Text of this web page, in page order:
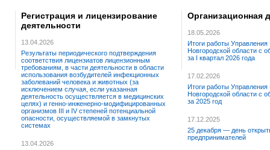
Регистрация и лицензирование
деятельности
13.04.2026
Результаты периодического подтверждения
соответствия лицензиатов лицензионным
требованиям, в части деятельности в области
использования возбудителей инфекционных
заболеваний человека и животных (за
исключением случая, если указанная
деятельность осуществляется в медицинских
целях) и генно-инженерно-модифицированных
организмов III и IV степеней потенциальной
опасности, осуществляемой в замкнутых
системах
13.04.2026
Организационная
18.05.2026
Итоги работы
Новгородской области с
за I квартал 2026 года
17.02.2026
Итоги работы
Новгородской области с
за 2025 год
17.12.2025
25 декабря — день
предпринимателей